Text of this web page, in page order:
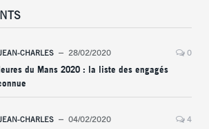
CHARLES 28/02/2020 0
du Mans 2020 : la liste des engagés
CHARLES 04/02/2020 4